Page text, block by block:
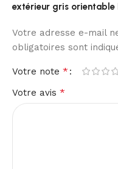
extérieur gris orientable
Votre adresse e-mail
obligatoires sont
Votre note *
Votre avis *